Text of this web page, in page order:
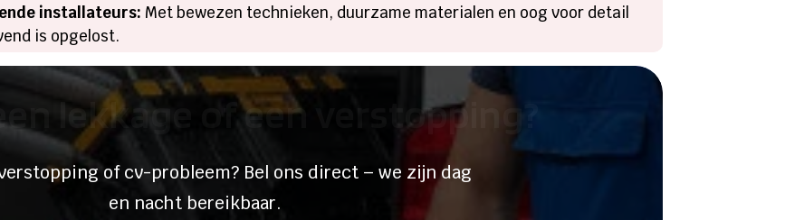
installateurs: Met bewezen technieken, duurzame materialen en oog voor detail
is opgelost.
lekkage of een verstopping?
of cv-probleem? Bel ons direct – we zijn dag
en nacht bereikbaar.